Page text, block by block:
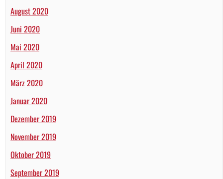
August 2020
Juni 2020
Mai 2020
April 2020
März 2020
Januar 2020
Dezember 2019
November 2019
Oktober 2019
September 2019